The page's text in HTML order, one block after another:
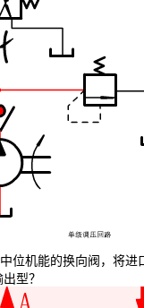
位机能的换向阀，将
型？